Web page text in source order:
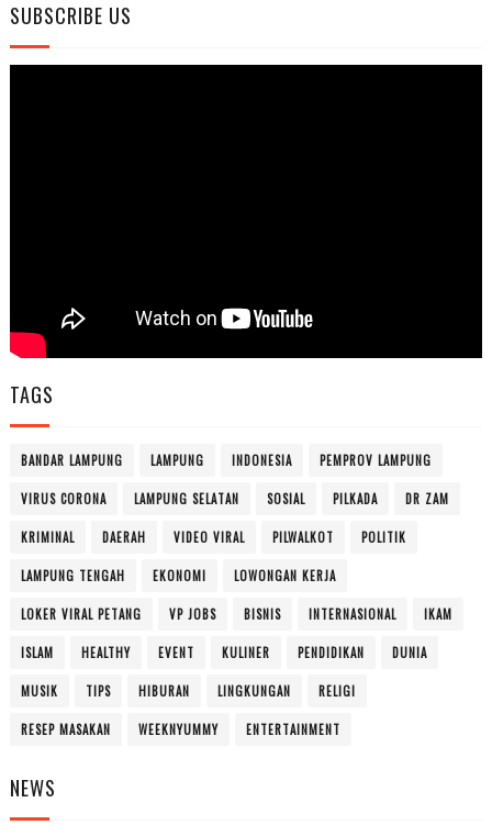
SUBSCRIBE US
TAGS
BANDAR LAMPUNG LAMPUNG INDONESIA PEMPROV LAMPUNG
VIRUS CORONA LAMPUNG SELATAN SOSIAL PILKADA DR ZAM
KRIMINAL DAERAH VIDEO VIRAL PILWALKOT POLITIK
LAMPUNG TENGAH EKONOMI LOWONGAN KERJA
LOKER VIRAL PETANG VP JOBS BISNIS INTERNASIONAL IKAM
ISLAM HEALTHY EVENT KULINER PENDIDIKAN DUNIA
MUSIK TIPS HIBURAN LINGKUNGAN RELIGI
RESEP MASAKAN WEEKNYUMMY ENTERTAINMENT
NEWS